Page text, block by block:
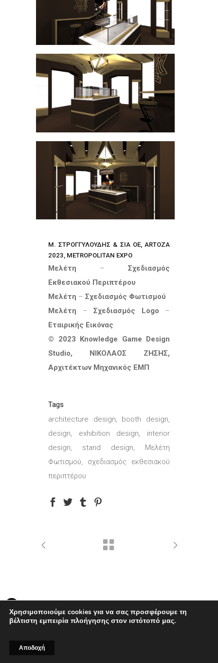
Μ. ΣΤΡΟΓΓΥΛΟΥΔΗΣ & ΣΙΑ ΟΕ, ARTOZA
2023, METROPOLITAN EXPO
Μελέτη – Σχεδιασμός
Εκθεσιακού Περιπτέρου
Μελέτη – Σχεδιασμός Φωτισμού
Μελέτη – Σχεδιασμός Logo –
Εταιρικής Εικόνας
© 2023 Knowledge Game Design
Studio, ΝΙΚΟΛΑΟΣ ΖΗΣΗΣ,
Αρχιτέκτων Μηχανικός ΕΜΠ
Tags
architecture design, booth design,
design, exhibition design, interior
design, stand design, Μελέτη
Φωτισμού, σχεδιασμός εκθεσιακού
περιπτέρου
created by Knowledge Game
Χρησιμοποιούμε cookies για να σας προσφέρουμε τη
βέλτιστη εμπειρία πλοήγησης στον ιστότοπό μας.
Αποδοχή